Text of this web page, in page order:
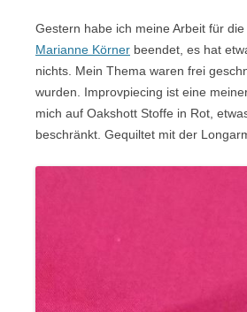
Gestern habe ich meine Arbeit für
Marianne Körner beendet, es hat
nichts. Mein Thema waren frei
wurden. Improvpiecing ist eine
mich auf Oakshott Stoffe in Rot,
beschränkt. Gequiltet mit der